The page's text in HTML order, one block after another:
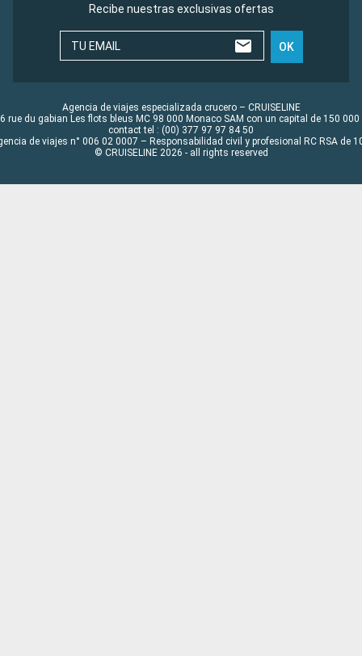
Recibe nuestras exclusivas ofertas
TU EMAIL OK
Agencia de viajes especializada crucero – CRUISELINE
rue du gabian Les flots bleus MC 98 000 Monaco SAM con un capital de 150 000
contact tel : (00) 377 97 97 84 50
de viajes n° 006 02 0007 – Responsabilidad civil y profesional RC RSA de
© CRUISELINE 2026 - all rights reserved